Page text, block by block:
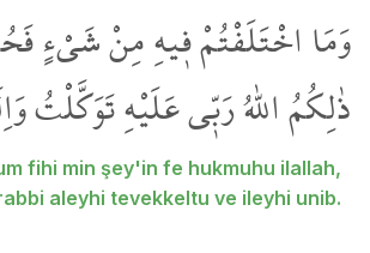
وَمَا اخْتَلَفْتُمْ ف۪يهِ مِنْ شَيْءٍ
ذٰلِكُمُ اللّٰهُ رَبّ۪ي عَلَيْهِ تَوَكَّلْتُۗ
fihi min şey'in fe hukmuhu ilallah,
aleyhi tevekkeltu ve ileyhi unib.